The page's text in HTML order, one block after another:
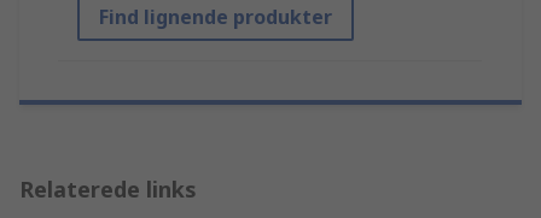
Find lignende produkter
Relaterede links